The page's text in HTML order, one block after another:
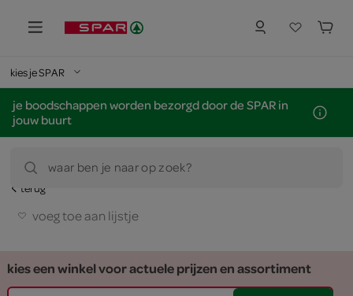
kies je SPAR
je boodschappen worden bezorgd door de SPAR in
jouw buurt
waar ben je naar op zoek?
terug
voeg toe aan lijstje
kies een winkel voor actuele prijzen en assortiment